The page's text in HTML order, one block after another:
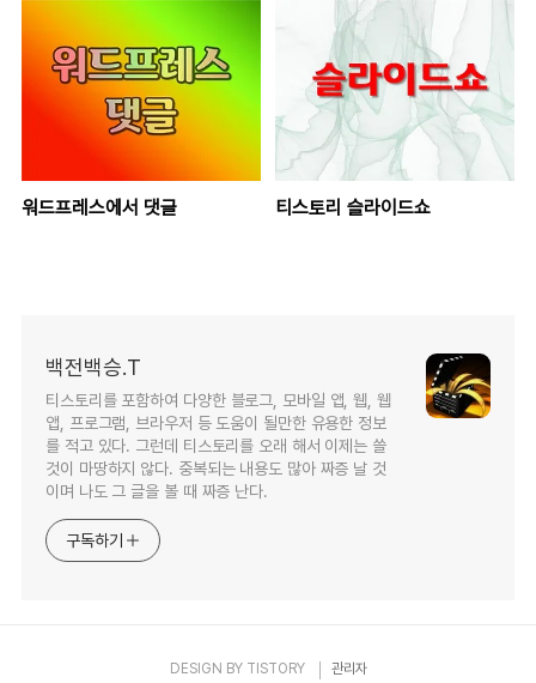
워드프레스에서 댓글 티스토리 슬라이드쇼
백전백승.T
티스토리를 포함하여 다양한 블로그, 모바일 앱, 웹, 웹
앱, 프로그램, 브라우저 등 도움이 될만한 유용한 정보
를 적고 있다. 그런데 티스토리를 오래 해서 이제는 쓸
것이 마땅하지 않다. 중복되는 내용도 많아 짜증 날 것
이며 나도 그 글을 볼 때 짜증 난다.
구독하기
DESIGN BY TISTORY 관리자